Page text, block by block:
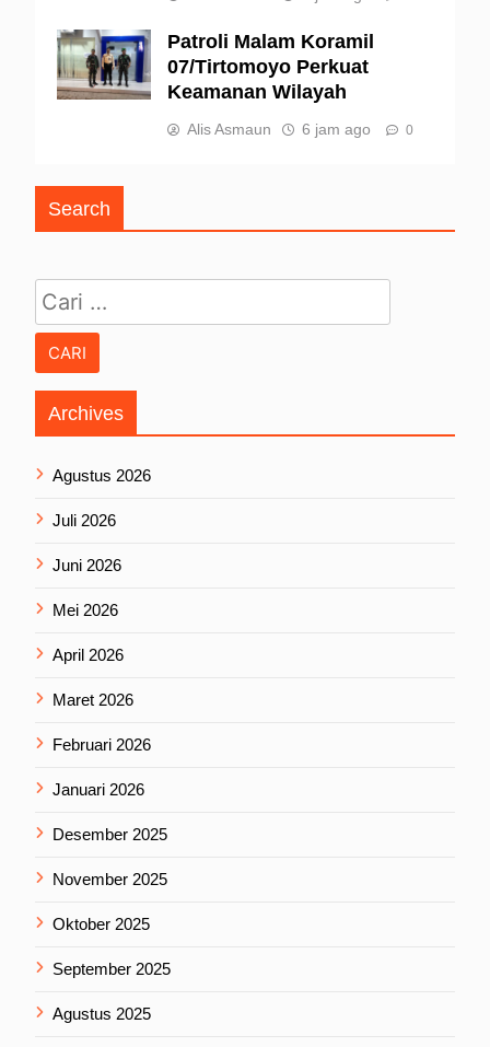
Patroli Malam Koramil
07/Tirtomoyo Perkuat
Keamanan Wilayah
Alis Asmaun 6 jam ago 0
Search
Archives
Agustus 2026
Juli 2026
Juni 2026
Mei 2026
April 2026
Maret 2026
Februari 2026
Januari 2026
Desember 2025
November 2025
Oktober 2025
September 2025
Agustus 2025